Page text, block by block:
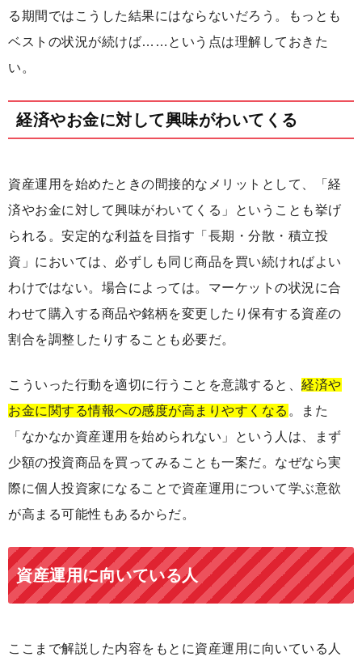
る期間ではこうした結果にはならないだろう。もっとも
ベストの状況が続けば……という点は理解しておきた
い。
経済やお金に対して興味がわいてくる
資産運用を始めたときの間接的なメリットとして、「経
済やお金に対して興味がわいてくる」ということも挙げ
られる。安定的な利益を目指す「長期・分散・積立投
資」においては、必ずしも同じ商品を買い続ければよい
わけではない。場合によっては。マーケットの状況に合
わせて購入する商品や銘柄を変更したり保有する資産の
割合を調整したりすることも必要だ。
こういった行動を適切に行うことを意識すると、 経済や
お金に関する情報への感度が高まりやすくなる 。また
「なかなか資産運用を始められない」という人は、まず
少額の投資商品を買ってみることも一案だ。なぜなら実
際に個人投資家になることで資産運用について学ぶ意欲
が高まる可能性もあるからだ。
資産運用に向いている人
ここまで解説した内容をもとに資産運用に向いている人